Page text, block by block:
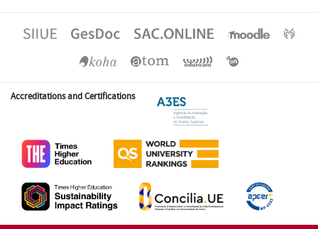
Accreditations and Certifications